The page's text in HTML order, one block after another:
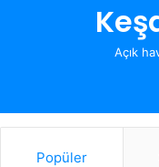
Açık
Popüler